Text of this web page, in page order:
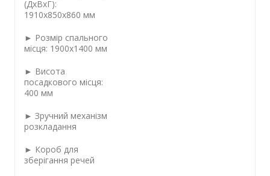
(ДхВхГ):
1910х850х860 мм
► Розмір спального
місця: 1900х1400 мм
► Висота
посадкового місця:
400 мм
► Зручний механізм
розкладання
► Короб для
зберігання речей